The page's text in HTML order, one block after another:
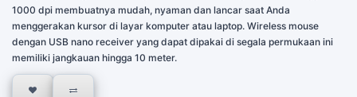
1000 dpi membuatnya mudah, nyaman dan lancar saat Anda
menggerakan kursor di layar komputer atau laptop. Wireless mouse
dengan USB nano receiver yang dapat dipakai di segala permukaan ini
memiliki jangkauan hingga 10 meter.